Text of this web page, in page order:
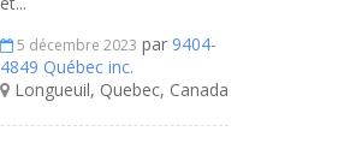
5 décembre 2023 par 9404-
4849 Québec inc.
Longueuil, Quebec, Canada